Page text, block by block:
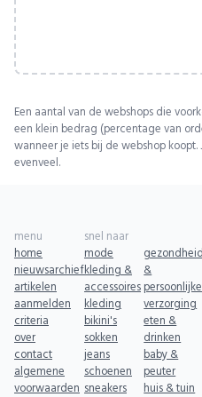
Een aantal van de webshops die
een klein bedrag (percentage van
wanneer je iets bij de webshop koopt.
evenveel.
menu
home
nieuwsarchief
artikelen
aanmelden
criteria
over
contact
algemene
voorwaarden
snel naar
mode
kleding &
accessoires
kleding
bikini's
sokken
jeans
schoenen
sneakers
gezondheid
&
persoonlijke
verzorging
eten &
drinken
baby &
peuter
huis & tuin